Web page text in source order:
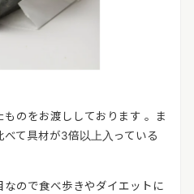
のをお渡ししております 。ま
て具材が3倍以上入っている
ので食べ歩きやダイエットに